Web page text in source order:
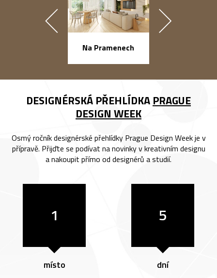
Na Pramenech
DESIGNÉRSKÁ PŘEHLÍDKA PRAGUE
DESIGN WEEK
Osmý ročník designérské přehlídky Prague Design Week je v
přípravě. Přijďte se podívat na novinky v kreativním designu
a nakoupit přímo od designérů a studií.
1
místo
5
dní